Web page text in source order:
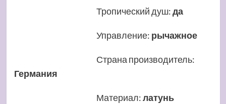
Тропический душ:да
Управление: рычажное
Страна производитель:
Германия
Материал:латунь